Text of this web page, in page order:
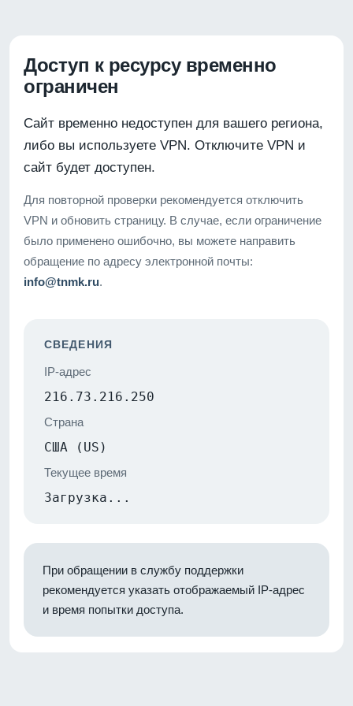
Доступ к ресурсу временно
ограничен
Сайт временно недоступен для вашего региона,
либо вы используете VPN. Отключите VPN и
сайт будет доступен.
Для повторной проверки рекомендуется отключить
VPN и обновить страницу. В случае, если ограничение
было применено ошибочно, вы можете направить
обращение по адресу электронной почты:
info@tnmk.ru.
СВЕДЕНИЯ
IP-адрес
216.73.216.250
Страна
США (US)
Текущее время
Загрузка...
При обращении в службу поддержки
рекомендуется указать отображаемый IP-адрес
и время попытки доступа.